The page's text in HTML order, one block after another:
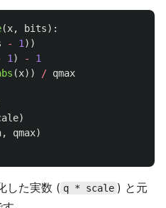
(x, bits):
- 1 ))
1 ) -
1
(x)) / qmax
)
, qmax)
した実数 ( q * scale ) と元